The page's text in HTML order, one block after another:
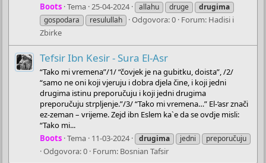
Boots Tema 25-04-2024 allahu druge
drugima
gospodara
resulullah Odgovora: 0 Forum: Hadisi i
Zbirke
Tefsir Ibn Kesir - Sura El-Asr
“Tako mi vremena”/1/ “čovjek je na gubitku, doista”, /2/
“samo ne oni koji vjeruju i dobra djela čine, i koji jedni
drugima istinu preporučuju i koji jedni drugima
preporučuju strpljenje.”/3/ “Tako mi vremena…” El-‘asr znači
ez-zeman – vrijeme. Zejd ibn Eslem ka`e da se ovdje misli:
“Tako mi...
Boots Tema 11-03-2024 drugima jedni preporučuju
Odgovora: 0 Forum: Bosnian Tafsir